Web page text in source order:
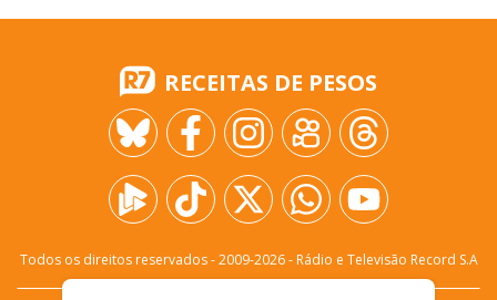
RECEITAS DE PESOS
Todos os direitos reservados - 2009-2026- Rádio e Televisão Record S.A